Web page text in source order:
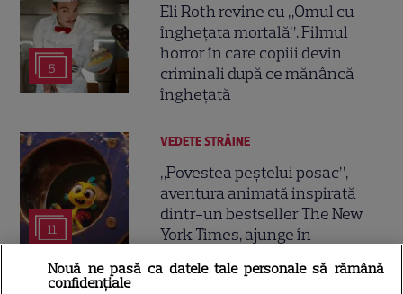
5
Eli Roth revine cu „Omul cu
înghețata mortală”. Filmul
horror în care copiii devin
criminali după ce mănâncă
înghețată
11
VEDETE STRĂINE
„Povestea peștelui posac”,
aventura animată inspirată
dintr-un bestseller The New
York Times, ajunge în
Nouă ne pasă ca datele tale personale să rămână
confidențiale